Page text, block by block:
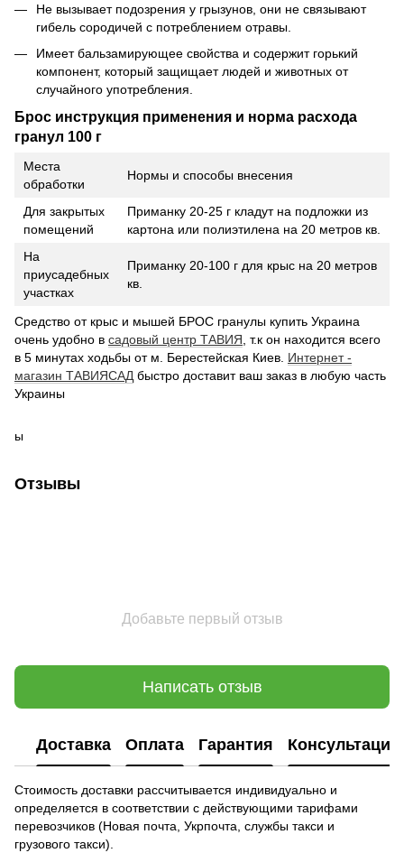
Не вызывает подозрения у грызунов, они не связывают
гибель сородичей с потреблением отравы.
Имеет бальзамирующее свойства и содержит горький
компонент, который защищает людей и животных от
случайного употребления.
Брос инструкция применения и норма расхода
гранул 100 г
Места
обработки
Нормы и способы внесения
Для закрытых
помещений
Приманку 20-25 г кладут на подложки из
картона или полиэтилена на 20 метров кв.
На
приусадебных
участках
Приманку 20-100 г для крыс на 20 метров
кв.
Средство от крыс и мышей БРОС гранулы купить Украина
очень удобно в садовый центр ТАВИЯ, т.к он находится всего
в 5 минутах ходьбы от м. Берестейская Киев. Интернет -
магазин ТАВИЯСАДбыстро доставит ваш заказ в любую часть
Украины
ы
Отзывы
Добавьте первый отзыв
Написать отзыв
Доставка Оплата Гарантия Консультация
Стоимость доставки рассчитывается индивидуально и
определяется в соответствии с действующими тарифами
перевозчиков (Новая почта, Укрпочта, службы такси и
грузового такси).